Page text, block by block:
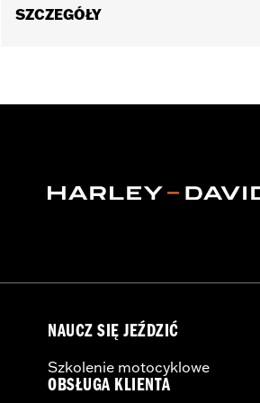
SZCZEGÓŁY
Collection:Bar & Shield
WARRANTY:1 year limited warranty
Installation of some
models. Handlebar height
NAUCZ SIĘ JEŹDZIĆ
Szkolenie motocyklowe
OBSŁUGA KLIENTA